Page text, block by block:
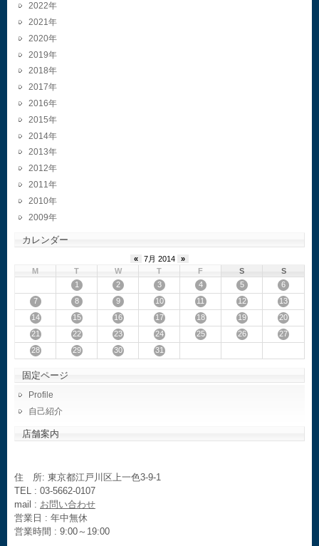
2022
2021
2020
2019
2018
2017
2016
2015
2014
2013
2012
2011
2010
2009
カレンダー
« 7月 2014
»
M
T W T F S
S
1
2 3 4 5
6
7
8 9 10 11 12
13
14
15 16 17 18 19
20
21
22 23 24 25 26
27
28
29 30 31
固定ページ
Profile
自己紹介
店舗案内
住 所: 東京都江戸川区上一色3-9-1
TEL : 03-5662-0107
mail : お問い合わせ
営業日 : 年中無休
営業時間 : 9:00～19:00